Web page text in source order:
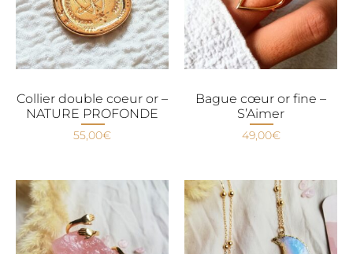
Collier double coeur or –
NATURE PROFONDE
55,00€
Bague cœur or fine –
S’Aimer
49,00€